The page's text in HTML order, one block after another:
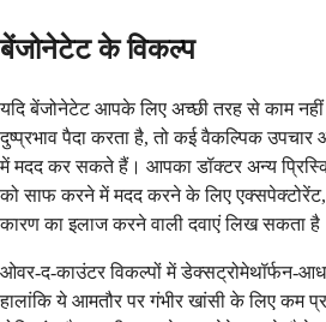
बेंजोनेटेट के विकल्प
यदि बेंजोनेटेट आपके लिए अच्छी तरह से काम
दुष्प्रभाव पैदा करता है, तो कई वैकल्पिक
में मदद कर सकते हैं। आपका डॉक्टर अन्य
को साफ करने में मदद करने के लिए एक्सपेक्टोरेंट,
कारण का इलाज करने वाली दवाएं लिख सकता
ओवर-द-काउंटर विकल्पों में डेक्सट्रोमेथॉर्फन-
हालांकि ये आमतौर पर गंभीर खांसी के लिए कम